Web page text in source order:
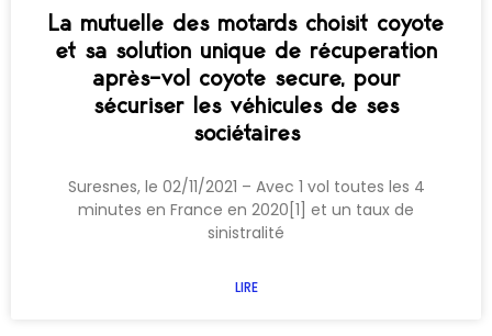
La mutuelle des motards choisit coyote
et sa solution unique de récuperation
après-vol coyote secure, pour
sécuriser les véhicules de ses
sociétaires
Suresnes, le 02/11/2021 – Avec 1 vol toutes les 4
minutes en France en 2020[1] et un taux de
sinistralité
LIRE